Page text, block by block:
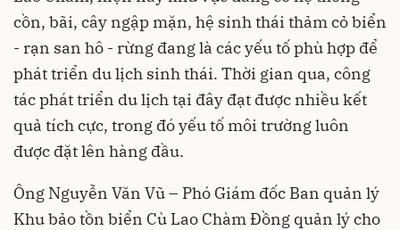
cồn, bãi, cây ngập mặn, hệ sinh thái thảm cỏ biển
- rạn san hô - rừng đang là các yếu tố phù hợp để
phát triển du lịch sinh thái. Thời gian qua, công
tác phát triển du lịch tại đây đạt được nhiều kết
quả tích cực, trong đó yếu tố môi trường luôn
được đặt lên hàng đầu.
Ông Nguyễn Văn Vũ – Phó Giám đốc Ban quản lý
Khu bảo tồn biển Cù Lao Chàm Đồng quản lý cho